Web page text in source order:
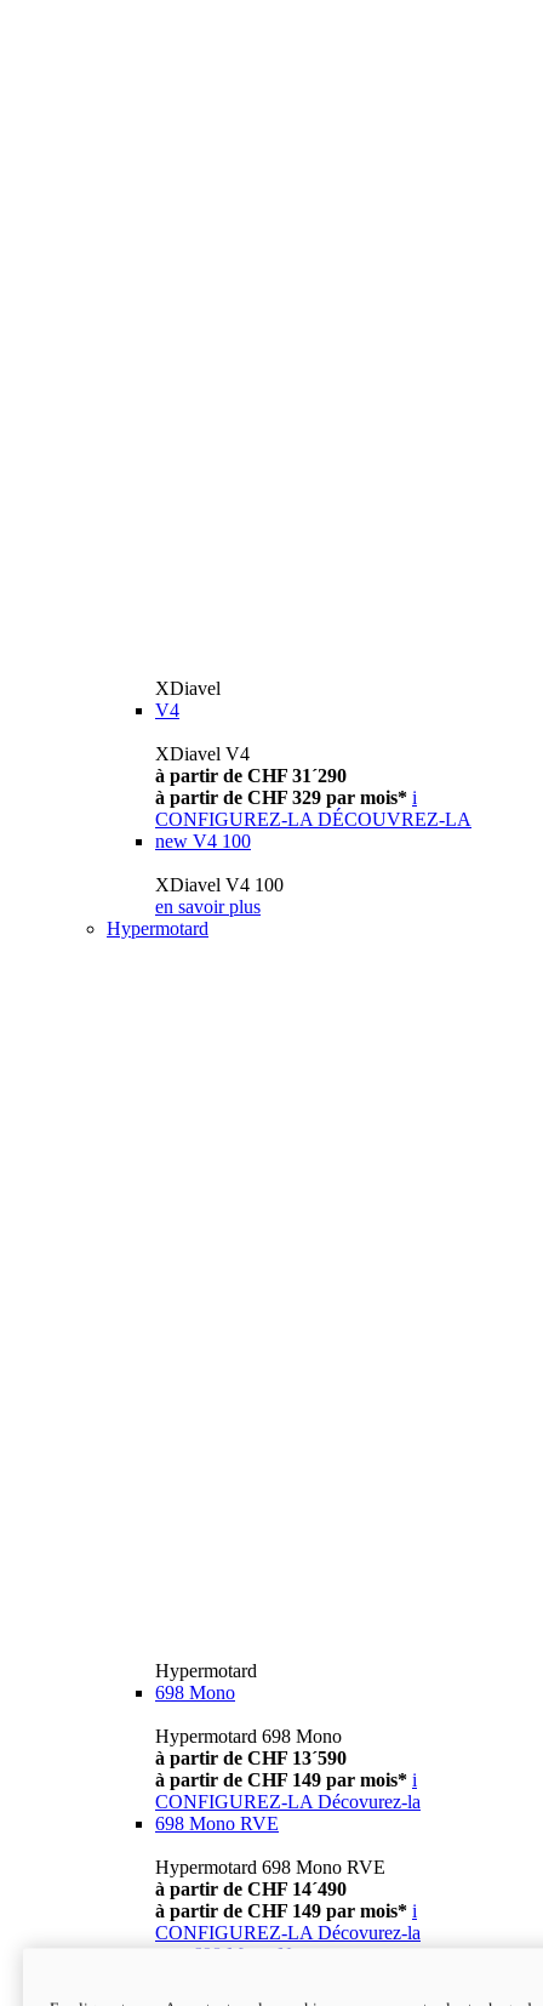
XDiavel
V4
XDiavel V4
à partir de CHF 31´290
à partir de CHF 329 par mois* i
CONFIGUREZ-LA DÉCOUVREZ-LA
new V4 100
XDiavel V4 100
en savoir plus
Hypermotard
Hypermotard
698 Mono
Hypermotard 698 Mono
à partir de CHF 13´590
à partir de CHF 149 par mois* i
CONFIGUREZ-LA Décovurez-la
698 Mono RVE
Hypermotard 698 Mono RVE
à partir de CHF 14´490
à partir de CHF 149 par mois* i
CONFIGUREZ-LA Décovurez-la
698 Mono Nera
Hypermotard 698 Mono Nera